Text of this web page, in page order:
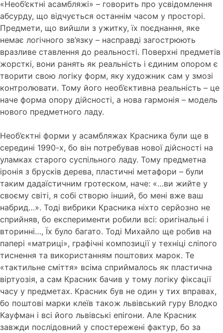
«Необ’єктні асамбляжі» – говорить про усвідомлення
абсурду, що відчується останнім часом у просторі.
Предмети, що вийшли з ужитку, їх поєднання, яке
немає логічного зв’язку – насправді загострюють
вразливе ставлення до реальності. Поверхні предметів
жорсткі, вони ранять як реальність і єдиним опором є
творити свою логіку форм, яку художник сам у змозі
контролювати. Тому його необ’єктивна реальність – це
наче форма опору дійсності, а нова гармонія – модель
нового предметного ладу.
Необ’єктні форми у асамбляжах Красника були ще в
середині 1990-х, бо він потребував нової дійсності на
уламках старого суспільного ладу. Тому предметна
іронія з брусків дерева, пластичні метафори – були
таким дадаїстичним гротеском, наче: «…ви жийте у
своєму світі, я собі створю інший, бо мені вже ваш
набрид…». Тоді вибрики Красника ніхто серйозно не
сприйняв, бо експерименти робили всі: оригінальні і
вторинні…, Їх було багато. Тоді Михайло ще робив на
папері «матриці», графічні композиції у техніці сліпого
тиснення та використанням поштових марок. Те
«тактильне сміття» всіма сприймалось як пластична
віртуозія, а сам Красник бачив у тому логіку фіксації
часу у предметах. Красник був не один у тих вправах,
бо поштові марки клеїв також львівський гуру Влодко
Кауфман і всі його львівські епігони. Але Красник
завжди послідовний у спостережені фактур, бо за